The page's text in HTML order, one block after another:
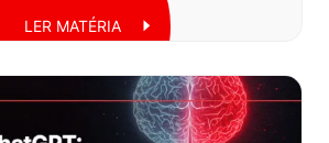
LER MATÉRIA